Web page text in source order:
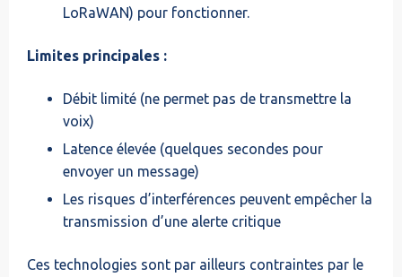
LoRaWAN) pour fonctionner.
Limites principales :
Débit limité (ne permet pas de transmettre la
voix)
Latence élevée (quelques secondes pour
envoyer un message)
Les risques d’interférences peuvent empêcher la
transmission d’une alerte critique
Ces technologies sont par ailleurs contraintes par le